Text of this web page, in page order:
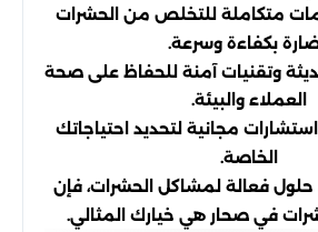
متكاملة للتخلص من الحشرات
بكفاءة وسرعة.
وتقنيات آمنة للحفاظ على صحة
العملاء والبيئة.
مجانية لتحديد احتياجاتك
الخاصة.
حلول فعالة لمشاكل الحشرات، فإن
في صحار هي خيارك المثالي.